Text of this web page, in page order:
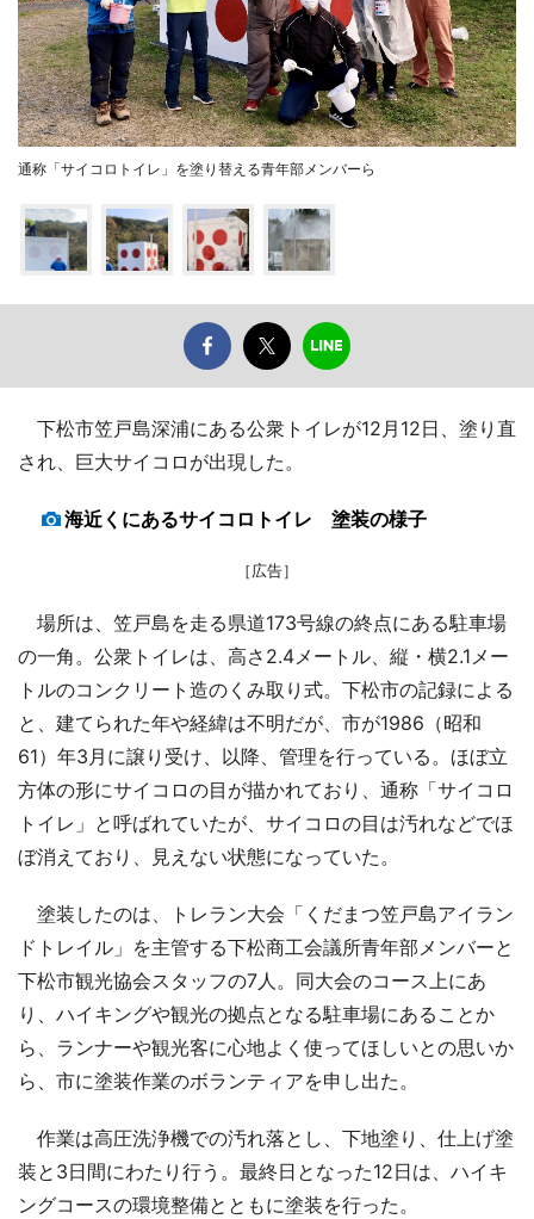
通称「サイコロトイレ」を塗り替える青年部メンバーら
下松市笠戸島深浦にある公衆トイレが12月12日、塗り直
され、巨大サイコロが出現した。
海近くにあるサイコロトイレ 塗装の様子
［広告］
場所は、笠戸島を走る県道173号線の終点にある駐車場
の一角。公衆トイレは、高さ2.4メートル、縦・横2.1メー
トルのコンクリート造のくみ取り式。下松市の記録による
と、建てられた年や経緯は不明だが、市が1986（昭和
61）年3月に譲り受け、以降、管理を行っている。ほぼ立
方体の形にサイコロの目が描かれており、通称「サイコロ
トイレ」と呼ばれていたが、サイコロの目は汚れなどでほ
ぼ消えており、見えない状態になっていた。
塗装したのは、トレラン大会「くだまつ笠戸島アイラン
ドトレイル」を主管する下松商工会議所青年部メンバーと
下松市観光協会スタッフの7人。同大会のコース上にあ
り、ハイキングや観光の拠点となる駐車場にあることか
ら、ランナーや観光客に心地よく使ってほしいとの思いか
ら、市に塗装作業のボランティアを申し出た。
作業は高圧洗浄機での汚れ落とし、下地塗り、仕上げ塗
装と3日間にわたり行う。最終日となった12日は、ハイキ
ングコースの環境整備とともに塗装を行った。